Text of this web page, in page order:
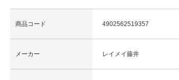
商品コード 4902562519357
メーカー レイメイ藤井